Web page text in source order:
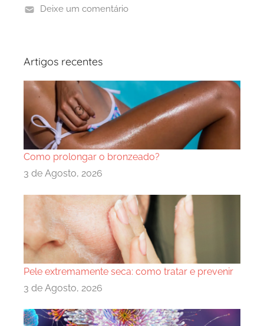
Deixe um comentário
Artigos recentes
Como prolongar o bronzeado?
3 de Agosto, 2026
Pele extremamente seca: como tratar e prevenir
3 de Agosto, 2026